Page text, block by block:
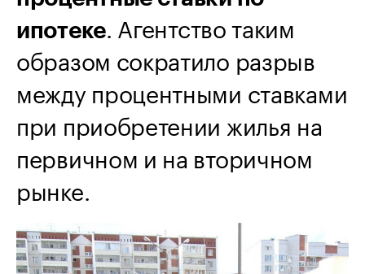
ипотеке. Агентство таким
образом сократило разрыв
между процентными ставками
при приобретении жилья на
первичном и на вторичном
рынке.